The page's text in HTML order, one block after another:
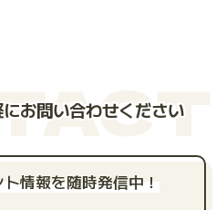
お問い合わせください
情報を随時発信中！